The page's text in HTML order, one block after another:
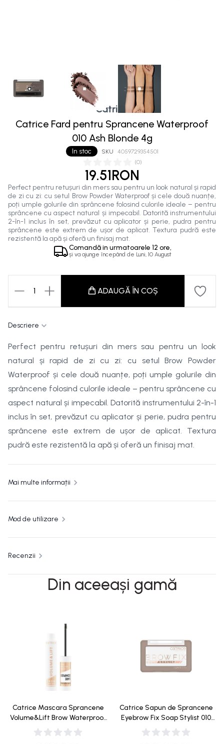
(0)
In stoc SKU 4059729354501
Catrice
Catrice Fard pentru Sprancene Waterproof
010 Ash Blonde 4g
19.51RON
Perfect pentru retușuri din mers sau pentru un look natural și rapid
de zi cu zi: cu setul Brow Powder Waterproof și cele două nuanțe,
poți umple golurile din sprâncene folosind culorile ideale – pentru
sprâncene cu aspect natural și impecabil. Datorită instrumentului
2-în-1 inclus în set, prevăzut cu aplicator și perie, pudra pentru
sprâncene este extrem de ușor de aplicat. Textura pudră este
rezistentă la apă și oferă un finisaj mat.
Comandă in urmatoarele 12 ore,
și va ajunge începând de Luni, 10 August
1 ADAUGĂ ÎN COȘ
Descriere
Perfect pentru retușuri din mers sau pentru un look
natural și rapid de zi cu zi: cu setul Brow Powder
Waterproof și cele două nuanțe, poți umple golurile din
sprâncene folosind culorile ideale – pentru sprâncene cu
aspect natural și impecabil. Datorită instrumentului 2-în-1
inclus în set, prevăzut cu aplicator și perie, pudra pentru
sprâncene este extrem de ușor de aplicat. Textura
pudră este rezistentă la apă și oferă un finisaj mat.
Mai multe informații
Mod de utilizare
Recenzii
Din aceeași gamă
Catrice Mascara Sprancene
Volume&Lift Brow Waterproof
10 Transparent 5ml
Catrice Sapun de Sprancene
Eyebrow Fix Soap Stylist 010
Full and Fluffy 4,1g